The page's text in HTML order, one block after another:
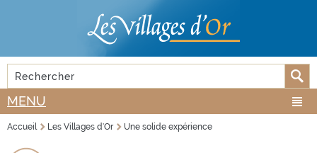
FORMULAIRE DE RECHERCHE
Rechercher
MENU
Accueil Les Villages d'Or Une solide expérience